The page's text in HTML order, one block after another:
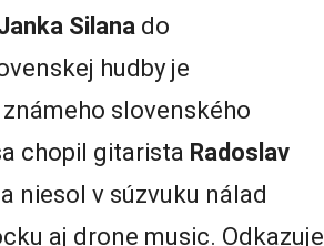
Silana do
hudby je
známeho slovenského
chopil gitarista Radoslav
niesol v súzvuku nálad
aj drone music. Odkazuje